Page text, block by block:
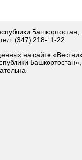
Башкортостан,
(347) 218-11-22
на сайте «Вестник
Башкортостан»,